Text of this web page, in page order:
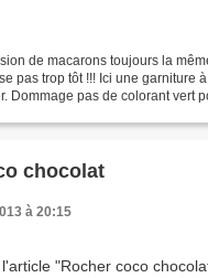
de macarons toujours la
pas trop tôt !!! Ici une garniture
Dommage pas de colorant vert
chocolat
à 20:15